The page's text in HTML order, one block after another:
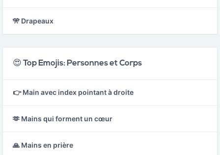
🎌 Drapeaux
😍 Top Emojis: Personnes et Corps
👉 Main avec index pointant à droite
🫶 Mains qui forment un cœur
🙏 Mains en prière